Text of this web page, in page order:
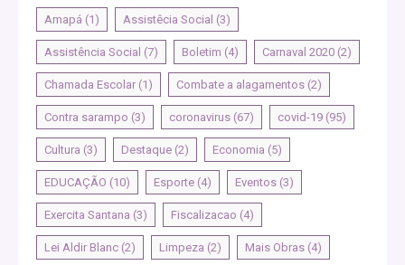
Amapá (1) Assistêcia Social (3)
Assistência Social (7) Boletim (4) Carnaval 2020 (2)
Chamada Escolar (1) Combate a alagamentos (2)
Contra sarampo (3) coronavirus (67) covid-19 (95)
Cultura (3) Destaque (2) Economia (5)
EDUCAÇÃO (10) Esporte (4) Eventos (3)
Exercita Santana (3) Fiscalizacao (4)
Lei Aldir Blanc (2) Limpeza (2) Mais Obras (4)